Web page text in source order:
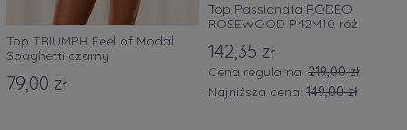
Top TRIUMPH Feel of Modal
Spaghetti czarny
79,00 zł
Top Passionata RODEO
ROSEWOOD P42M10 róż
142,35 zł
Cena regularna: 219,00 zł
Najniższa cena: 149,00 zł